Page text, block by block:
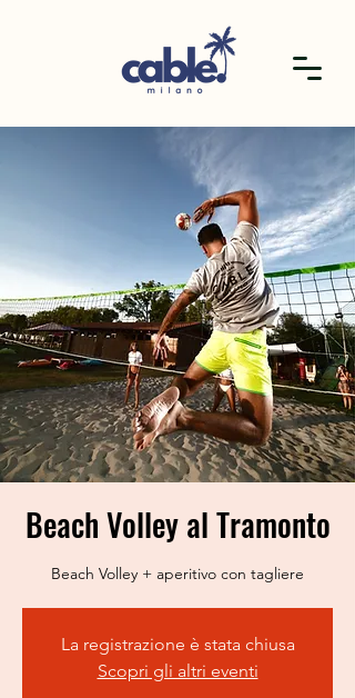
Beach Volley al Tramonto
Beach Volley + aperitivo con tagliere
La registrazione è stata chiusa
Scopri gli altri eventi